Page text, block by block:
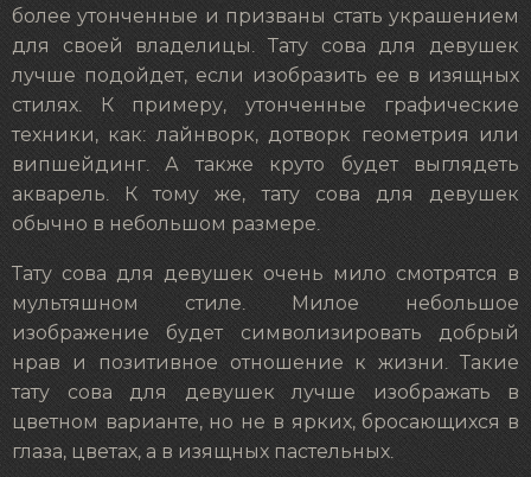
более утонченные и призваны стать украшением
для своей владелицы. Тату сова для девушек
лучше подойдет, если изобразить ее в изящных
стилях. К примеру, утонченные графические
техники, как: лайнворк, дотворк геометрия или
випшейдинг. А также круто будет выглядеть
акварель. К тому же, тату сова для девушек
обычно в небольшом размере.
Тату сова для девушек очень мило смотрятся в
мультяшном стиле. Милое небольшое
изображение будет символизировать добрый
нрав и позитивное отношение к жизни. Такие
тату сова для девушек лучше изображать в
цветном варианте, но не в ярких, бросающихся в
глаза, цветах, а в изящных пастельных.